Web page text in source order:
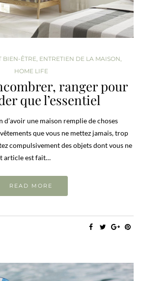
BIEN-ÊTRE ENTRETIEN DE LA MAISON
HOME LIFE
ranger pour
que l’essentiel
d’avoir une maison remplie de choses
que vous ne mettez jamais, trop
compulsivement des objets dont vous ne
article est fait…
READ MORE